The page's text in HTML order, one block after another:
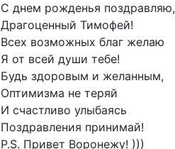
С днем рожденья поздравляю,
Драгоценный Тимофей!
Всех возможных благ желаю
Я от всей души тебе!
Будь здоровым и желанным,
Оптимизма не теряй
И счастливо улыбаясь
Поздравления принимай!
P.S. Привет Воронежу! )))